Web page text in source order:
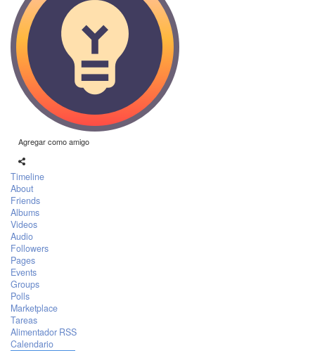
Agregar como amigo
Timeline
About
Friends
Albums
Videos
Audio
Followers
Pages
Events
Groups
Polls
Marketplace
Tareas
Alimentador RSS
Calendario